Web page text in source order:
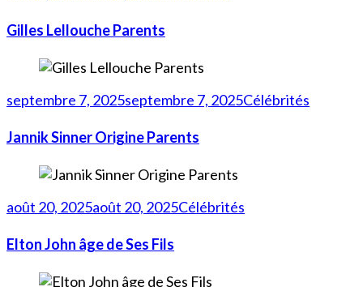
Gilles Lellouche Parents
septembre 7, 2025septembre 7, 2025Célébrités
Jannik Sinner Origine Parents
août 20, 2025août 20, 2025Célébrités
Elton John âge de Ses Fils